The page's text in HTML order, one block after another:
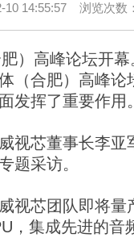
10 14:55:57 浏览次数：
）高峰论坛开
（合肥）高峰
发挥了重要作用。
视芯董事长李
题采访。
视芯团队即将量
，集成先进的